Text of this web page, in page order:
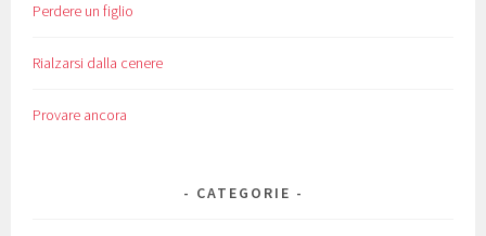
Perdere un figlio
Rialzarsi dalla cenere
Provare ancora
CATEGORIE